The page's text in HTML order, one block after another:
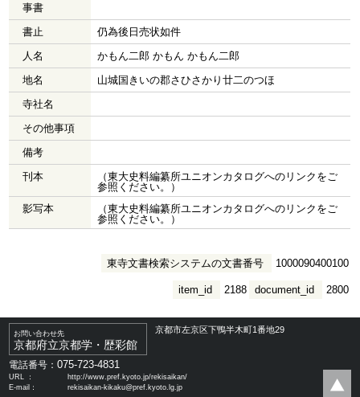
事書
書止
仍為後日売状如件
人名
かもん二郎 かもん かもん二郎
地名
山城国きいの郡さひさかり廿二のつほ
寺社名
その他事項
備考
刊本
（東大史料編纂所ユニオンカタログへのリンクをご
参照ください。）
影写本
（東大史料編纂所ユニオンカタログへのリンクをご
参照ください。）
東寺文書検索システムの文書番号 1000090400100
document_id 2800
item_id 2188
お問い合わせ先
京都府立京都学・歴彩館
京都市左京区下鴨半木町1番地29
電話番号：075-723-4831
URL ：
http://www.pref.kyoto.jp/rekisaikan/
E-mail：
rekisaikan-kikaku@pref.kyoto.lg.jp